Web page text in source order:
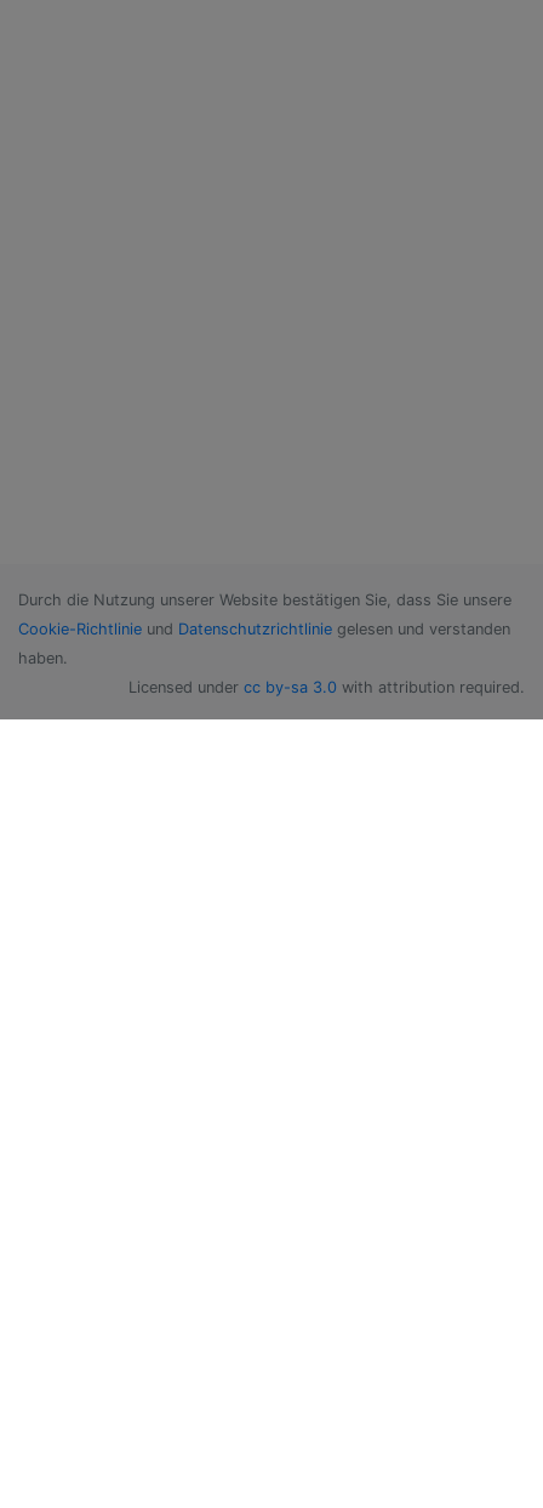
Durch die Nutzung unserer Website bestätigen Sie, dass Sie unsere
Cookie-Richtlinie und Datenschutzrichtlinie gelesen und verstanden
haben.
Licensed under cc by-sa 3.0 with attribution required.